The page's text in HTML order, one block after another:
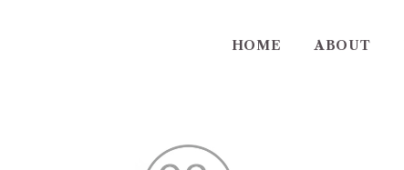
HOME ABOUT